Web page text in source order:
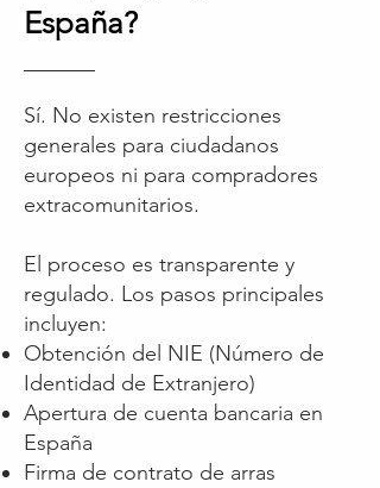
España?
Sí. No existen restricciones
generales para ciudadanos
europeos ni para compradores
extracomunitarios.
El proceso es transparente y
regulado. Los pasos principales
incluyen:
Obtención del NIE (Número de
Identidad de Extranjero)
Apertura de cuenta bancaria en
España
Firma de contrato de arras